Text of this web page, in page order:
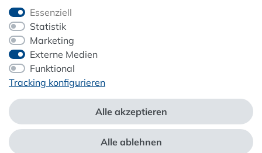
ZAHLUNG & VERSAND
Essenziell
Statistik
Marketing
Externe Medien
Funktional
Tracking konfigurieren
Alle akzeptieren
Alle ablehnen